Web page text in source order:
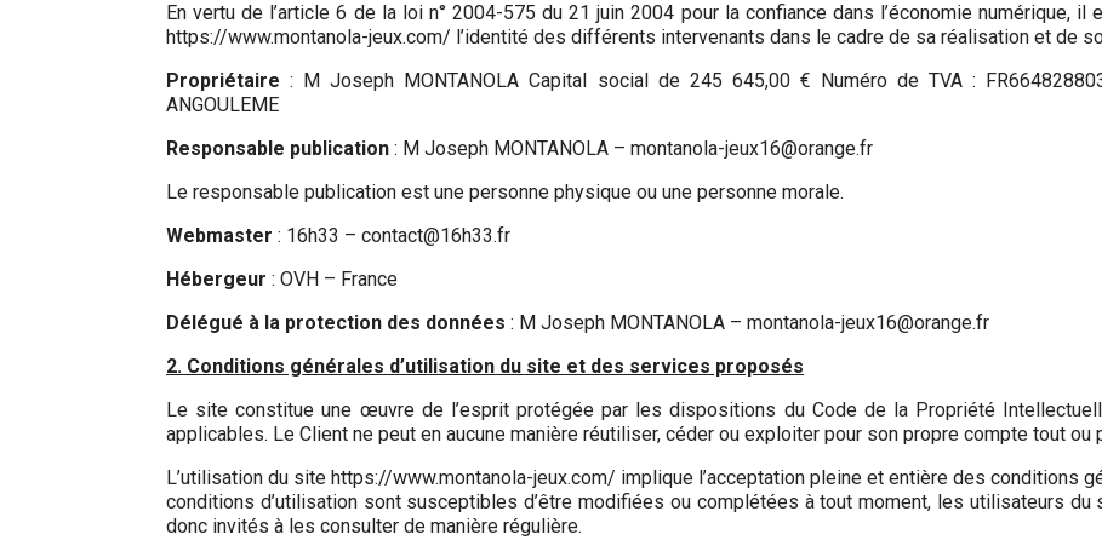
En vertu de l’article 6 de la loi n° 2004-575 du 21 juin 2004 pour la confiance dans l’économie numérique,
https://www.montanola-jeux.com/ l’identité des différents intervenants dans le cadre de sa réalisation et de
Propriétaire : M Joseph MONTANOLA Capital social de 245 645,00 € Numéro de TVA :
ANGOULEME
Responsable publication : M Joseph MONTANOLA – montanola-jeux16@orange.fr
Le responsable publication est une personne physique ou une personne morale.
Webmaster : 16h33 – contact@16h33.fr
Hébergeur : OVH – France
Délégué à la protection des données : M Joseph MONTANOLA – montanola-jeux16@orange.fr
2. Conditions générales d’utilisation du site et des services proposés
Le site constitue une œuvre de l’esprit protégée par les dispositions du Code de la Propriété
applicables. Le Client ne peut en aucune manière réutiliser, céder ou exploiter pour son propre compte tout
L’utilisation du site https://www.montanola-jeux.com/ implique l’acceptation pleine et entière des conditions
conditions d’utilisation sont susceptibles d’être modifiées ou complétées à tout moment, les utilisateurs
donc invités à les consulter de manière régulière.